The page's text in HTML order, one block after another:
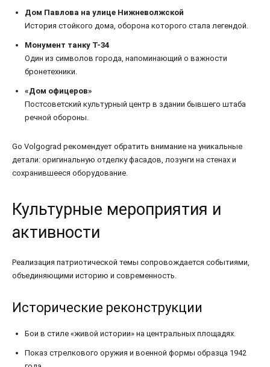
Дом Павлова на улице Нижневолжской
История стойкого дома, оборона которого стала легендой.
Монумент танку Т-34
Один из символов города, напоминающий о важности
бронетехники.
«Дом офицеров»
Постсоветский культурный центр в здании бывшего штаба
речной обороны.
Go Volgograd рекомендует обратить внимание на уникальные
детали: оригинальную отделку фасадов, лозунги на стенах и
сохранившееся оборудование.
Культурные мероприятия и
активности
Реализация патриотической темы сопровождается событиями,
объединяющими историю и современность.
Исторические реконструкции
Бои в стиле «живой истории» на центральных площадях.
Показ стрелкового оружия и военной формы образца 1942